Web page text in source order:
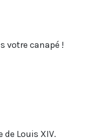
votre canapé !
Louis XIV.